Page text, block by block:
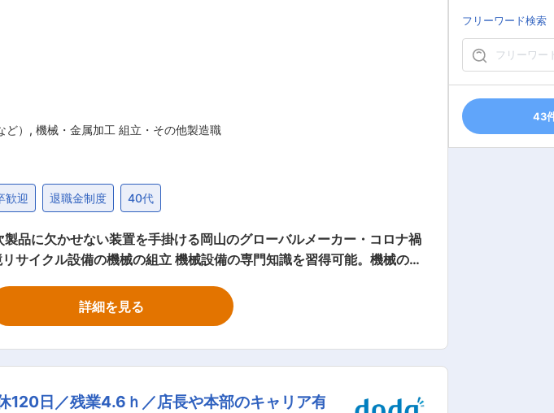
） , 機械・金属加工 組立・その他製造職
歓迎 退職金制度 40代
品に欠かせない装置を手掛ける岡山のグローバルメーカー・コロナ禍
イクル設備の機械の組立 機械設備の専門知識を習得可能。機械の組
の工程を自社で行い、オーダーメイド製品を製作しているため、案
に認定されております。また、有給は取得しやすく、年間平均12日。
詳細を見る
120日／残業4.6ｈ／店長や本部のキャリア有
フリーワード検索
43